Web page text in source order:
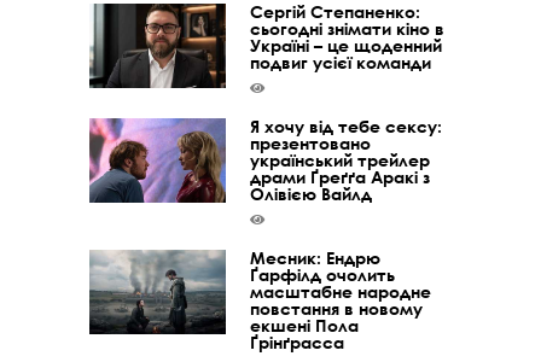
Сергій Степаненко:
сьогодні знімати кіно в
Україні – це щоденний
подвиг усієї команди
Я хочу від тебе сексу:
презентовано
український трейлер
драми Ґреґґа Аракі з
Олівією Вайлд
Месник: Ендрю
Ґарфілд очолить
масштабне народне
повстання в новому
екшені Пола
Ґрінґрасса